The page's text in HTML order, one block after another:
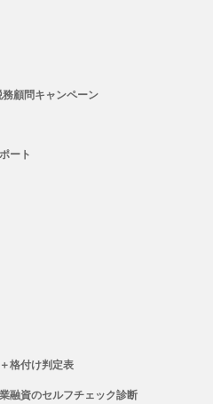
務顧問キャンペーン
ート
格付け判定表
融資のセルフチェック診断